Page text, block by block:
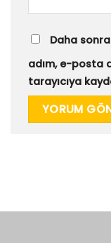
Daha
adım, e-posta
tarayıcıya